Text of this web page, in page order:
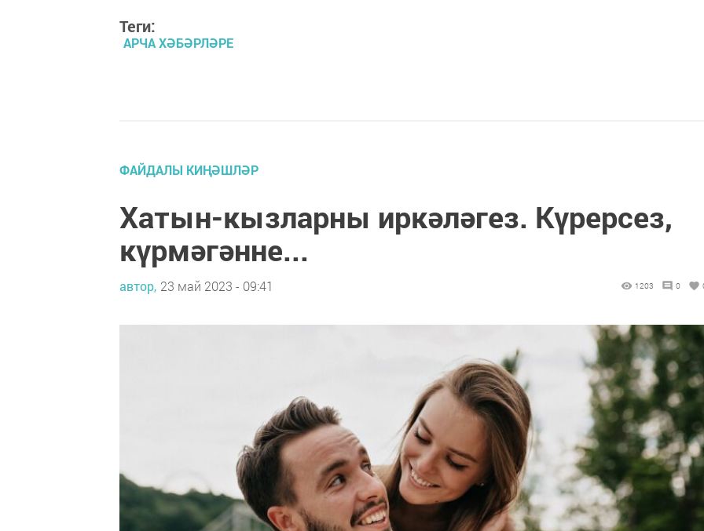
Теги:
АРЧА ХӘБӘРЛӘРЕ
ФАЙДАЛЫ КИҢӘШЛӘР
Хатын-кызларны иркәләгез. Күрерсез,
күрмәгәнне...
автор, 23 май 2023 - 09:41 1203 0